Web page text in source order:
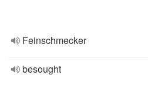
Feinschmecker
besought